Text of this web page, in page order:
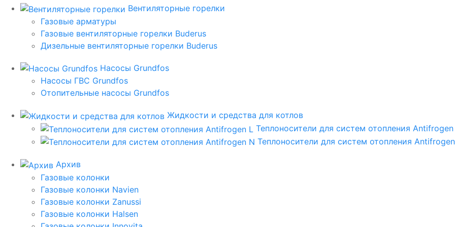
Вентиляторные горелки
Газовые арматуры
Газовые вентиляторные горелки Buderus
Дизельные вентиляторные горелки Buderus
Насосы Grundfos
Насосы ГВС Grundfos
Отопительные насосы Grundfos
Жидкости и средства для котлов
Теплоносители для систем отопления
Теплоносители для систем отопления
Архив
Газовые колонки
Газовые колонки Navien
Газовые колонки Zanussi
Газовые колонки Halsen